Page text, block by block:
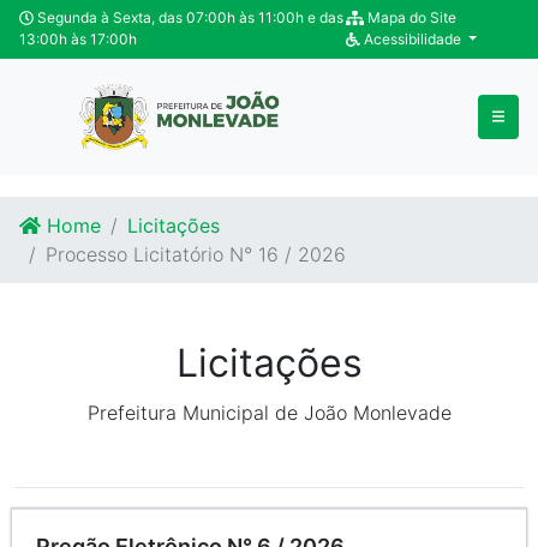
Ir para o conteúdo
Ir para o fim do conteúdo
Segunda à Sexta, das 07:00h às 11:00h e das
13:00h às 17:00h
Mapa do Site
Acessibilidade
Home
Licitações
Processo Licitatório N° 16 / 2026
Licitações
Prefeitura Municipal de João Monlevade